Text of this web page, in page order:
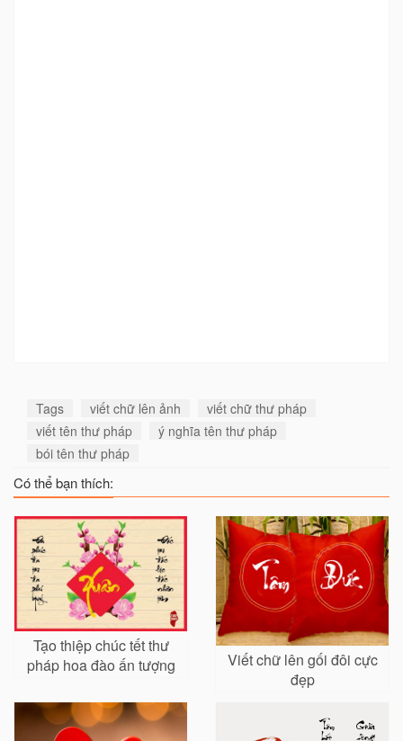
Tags viết chữ lên ảnh
viết chữ thư pháp
viết tên thư pháp
ý nghĩa tên thư pháp
bói tên thư pháp
Có thể bạn thích:
Tạo thiệp chúc tết thư
pháp hoa đào ấn tượng
Viết chữ lên gối đôi cực
đẹp